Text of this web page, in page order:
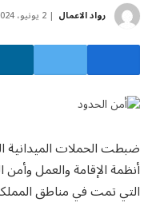
رواد الاعمال 2 يونيو، 2024
ضبطت الحملات الميدانية
أنظمة الإقامة والعمل وأمن
التي تمت في مناطق المملكة كافة،